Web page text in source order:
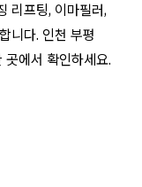
리프팅, 이마필러,
니다. 인천 부평
에서 확인하세요.